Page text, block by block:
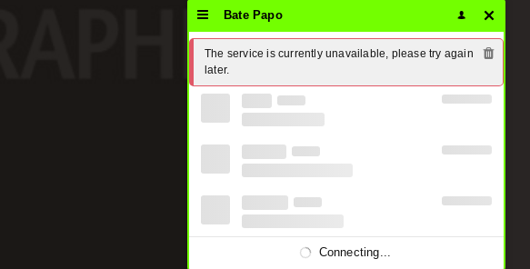
Bate Papo
The service is currently unavailable, please try again
later.
Connecting...